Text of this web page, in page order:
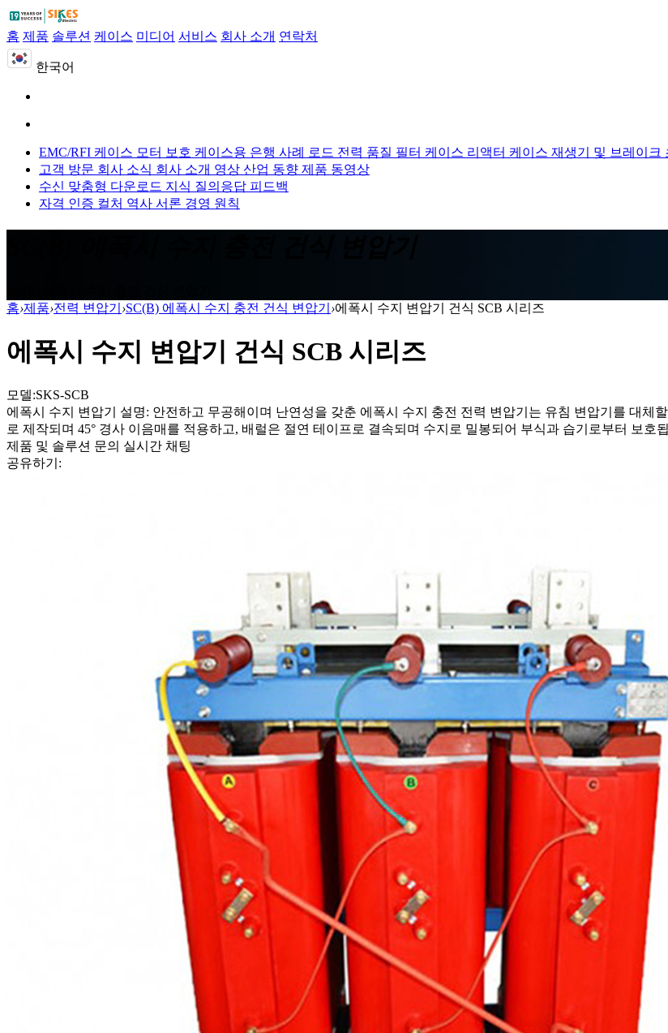
홈 제품 솔루션 케이스 미디어 서비스 회사 소개 연락처
한국어
EMC/RFI 케이스 모터 보호 케이스용 은행 사례 로드 전력 품질 필터 케이스 리액터 케이스 재생기 및 브레이크
고객 방문 회사 소식 회사 소개 영상 산업 동향 제품 동영상
수신 맞춤형 다운로드 지식 질의응답 피드백
자격 인증 컬처 역사 서론 경영 원칙
홈›제품›전력 변압기 ›SC(B) 에폭시 수지 충전 건식 변압기 ›에폭시 수지 변압기 건식 SCB 시리즈
에폭시 수지 변압기 건식 SCB 시리즈
모델:SKS-SCB
에폭시 수지 변압기 설명: 안전하고 무공해이며 난연성을 갖춘 에폭시 수지 충전 전력 변압기는 유침 변압기를 대체
로 제작되며 45° 경사 이음매를 적용하고, 배럴은 절연 테이프로 결속되며 수지로 밀봉되어 부식과 습기로부터 보
제품 및 솔루션 문의 실시간 채팅
공유하기: